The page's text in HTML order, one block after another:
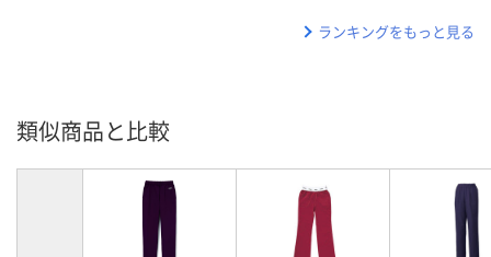
ランキングをもっと見る
類似商品と比較